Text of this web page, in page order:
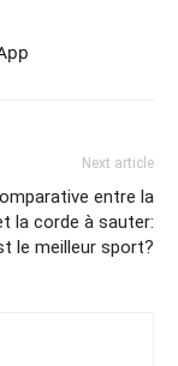
Next article
entre la
la corde à sauter:
le meilleur sport?